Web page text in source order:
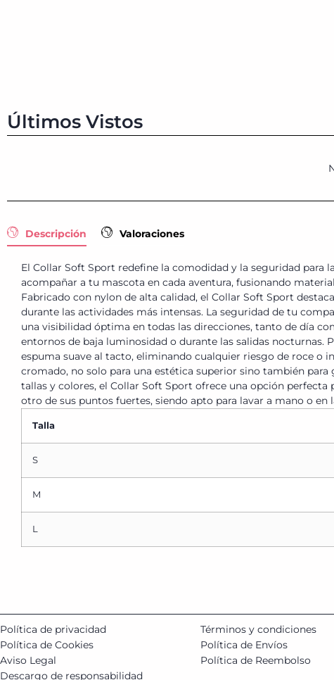
Últimos Vistos
Descripción Valoraciones
El Collar Soft Sport redefine la comodidad y la seguridad para
acompañar a tu mascota en cada aventura, fusionando
Fabricado con nylon de alta calidad, el Collar Soft Sport
durante las actividades más intensas. La seguridad de tu
una visibilidad óptima en todas las direcciones, tanto de día
entornos de baja luminosidad o durante las salidas
espuma suave al tacto, eliminando cualquier riesgo de roce o
cromado, no solo para una estética superior sino también
tallas y colores, el Collar Soft Sport ofrece una opción
otro de sus puntos fuertes, siendo apto para lavar a mano o
Talla
S
M
L
Política de privacidad
Política de Cookies
Aviso Legal
Descargo de responsabilidad
Términos y condiciones
Política de Envíos
Política de Reembolso